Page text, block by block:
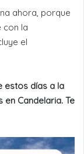
ahora, porque
con la
el
estos días a la
Candelaria. Te